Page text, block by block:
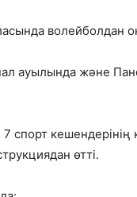
волейболдан
ауылында және
спорт
өтті.